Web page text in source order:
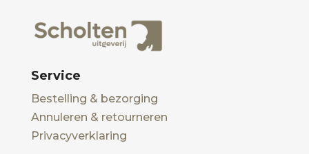
Service
Bestelling & bezorging
Annuleren & retourneren
Privacyverklaring